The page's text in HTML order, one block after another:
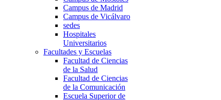
Campus de Madrid
Campus de Vicálvaro
sedes
Hospitales
Universitarios
Facultades y Escuelas
Facultad de Ciencias
de la Salud
Facultad de Ciencias
de la Comunicación
Escuela Superior de